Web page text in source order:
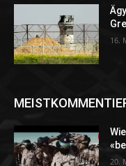
16.
20.